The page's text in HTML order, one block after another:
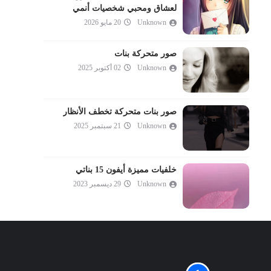
لعشاق ومحبي شخصيات أنمي
Unknown 20 مايو 2026
صور متحركة بنات
Unknown 02 أكتوبر 2025
صور بنات متحركة تخطف الأنظار
Unknown 21 سبتمبر 2025
خلفيات مميزة أيفون 15 بناتي
Unknown 29 ديسمبر 2023